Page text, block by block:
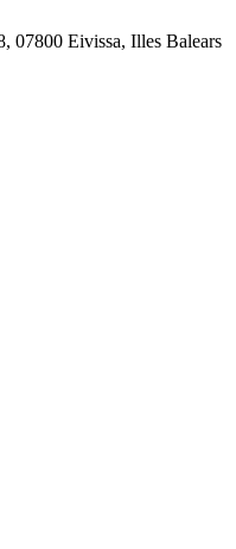
07800 Eivissa, Illes Balears